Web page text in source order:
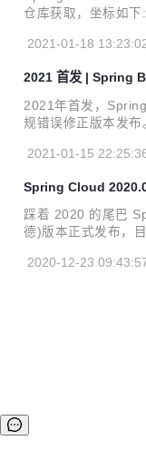
仓库获取，坐标
2021-01-18
2021 首发 |
2021年首发，
规错误修正版本发布
roupId>
d>
ent> :star: New Features 新增 PropertySource 资源检索 A
P...
2021-01-15
Spring Cloud
踩着 2020 的尾巴
德)版本正式发布，
2020-12-23